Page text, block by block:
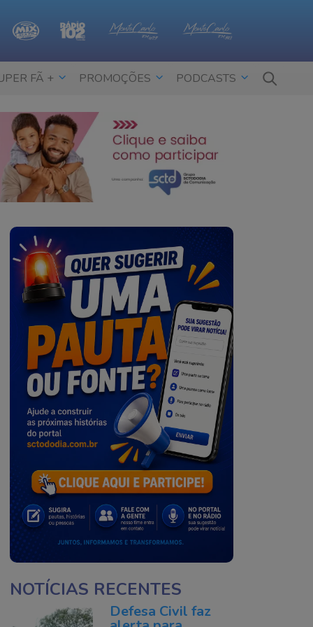
FÃ + PROMOÇÕES PODCASTS
NOTÍCIAS RECENTES
Defesa Civil faz